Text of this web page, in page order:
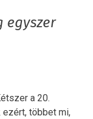
egyszer
a 20.
ezért, többet mi,